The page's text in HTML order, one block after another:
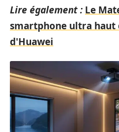
Lire également : Le
smartphone ultra haut
d'Huawei